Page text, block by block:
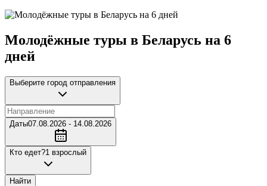
Молодёжные туры в Беларусь на 6
дней
Выберите город отправления
Даты07.08.2026 - 14.08.2026
Кто едет?1 взрослый
Найти